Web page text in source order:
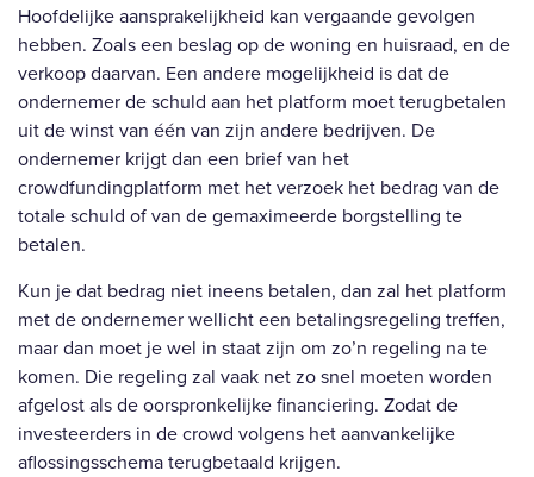
Hoofdelijke aansprakelijkheid kan vergaande gevolgen
hebben. Zoals een beslag op de woning en huisraad, en de
verkoop daarvan. Een andere mogelijkheid is dat de
ondernemer de schuld aan het platform moet terugbetalen
uit de winst van één van zijn andere bedrijven. De
ondernemer krijgt dan een brief van het
crowdfundingplatform met het verzoek het bedrag van de
totale schuld of van de gemaximeerde borgstelling te
betalen.
Kun je dat bedrag niet ineens betalen, dan zal het platform
met de ondernemer wellicht een betalingsregeling treffen,
maar dan moet je wel in staat zijn om zo’n regeling na te
komen. Die regeling zal vaak net zo snel moeten worden
afgelost als de oorspronkelijke financiering. Zodat de
investeerders in de crowd volgens het aanvankelijke
aflossingsschema terugbetaald krijgen.